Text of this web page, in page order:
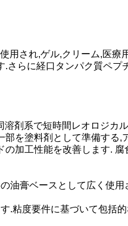
され,ゲル,クリーム,医
らに経口タンパク質ペ
剤系で短時間レオロジカ
を塗料剤として準備する
加工性能を改善します.
油膏ベースとして広く使
.粘度要件に基づいて包括